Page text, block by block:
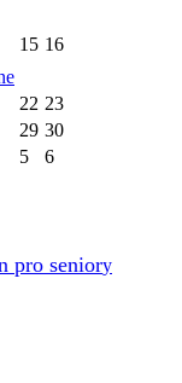
15 16
22 23
29 30
5 6
pro seniory